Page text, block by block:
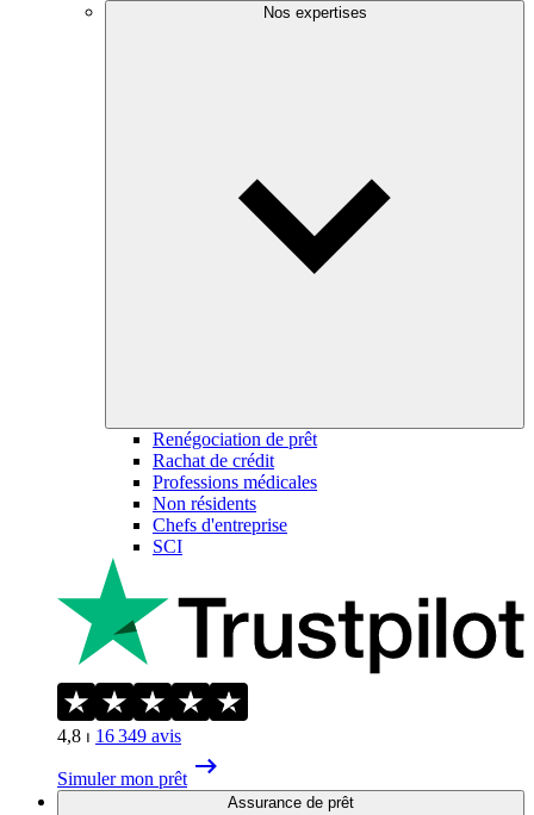
Nos expertises
Renégociation de prêt
Rachat de crédit
Professions médicales
Non résidents
Chefs d'entreprise
SCI
4,8 ⏐ 16 349 avis
Simuler mon prêt
Assurance de prêt